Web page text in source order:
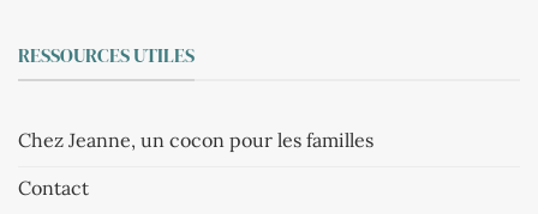
RESSOURCES UTILES
Chez Jeanne, un cocon pour les familles
Contact